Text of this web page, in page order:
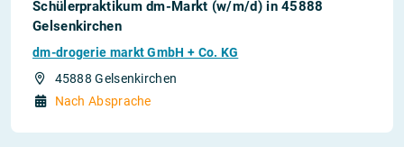
Schülerpraktikum dm-Markt (w/m/d) in 45888
Gelsenkirchen
dm-drogerie markt GmbH + Co. KG
45888 Gelsenkirchen
Nach Absprache